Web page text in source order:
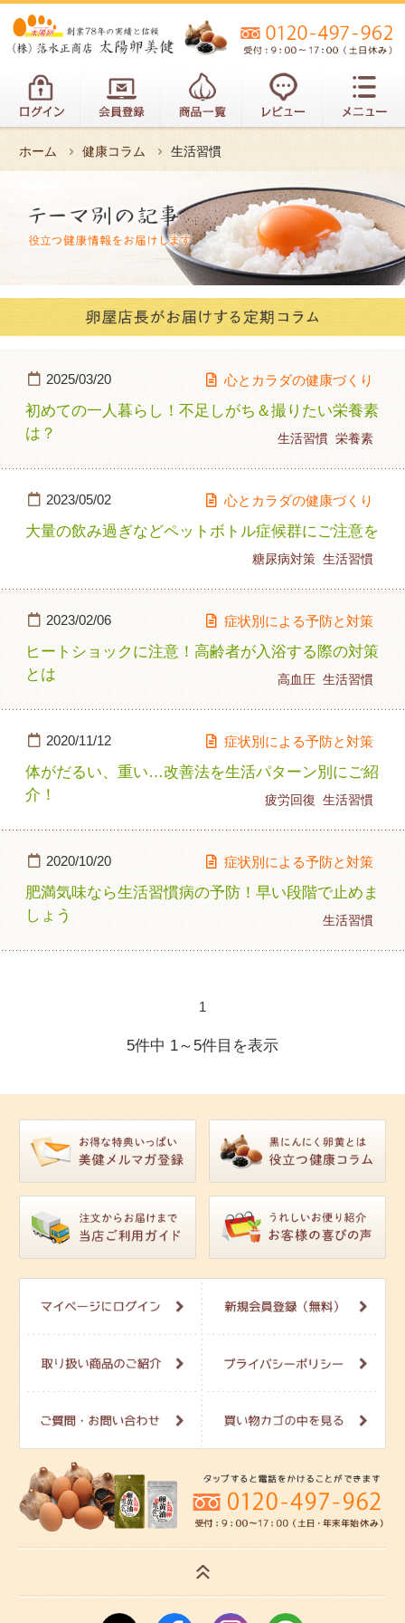
ホーム 健康コラム 生活習慣
2025/03/20 心とカラダの健康づくり
初めての一人暮らし！不足しがち＆撮りたい栄養素
は？
生活習慣 栄養素
2023/05/02 心とカラダの健康づくり
大量の飲み過ぎなどペットボトル症候群にご注意を
糖尿病対策 生活習慣
2023/02/06 症状別による予防と対策
ヒートショックに注意！高齢者が入浴する際の対策
とは
高血圧 生活習慣
2020/11/12 症状別による予防と対策
体がだるい、重い…改善法を生活パターン別にご紹
介！
疲労回復 生活習慣
2020/10/20 症状別による予防と対策
肥満気味なら生活習慣病の予防！早い段階で止めま
しょう
生活習慣
1
5件中 1～5件目を表示